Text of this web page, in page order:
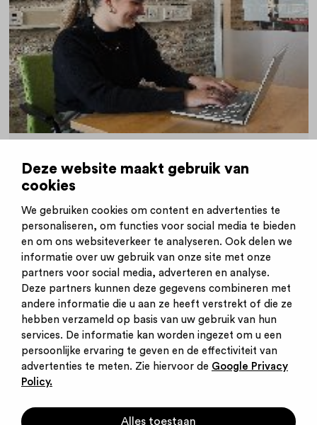
Deze website maakt gebruik van
cookies
We gebruiken cookies om content en advertenties te
personaliseren, om functies voor social media te bieden
en om ons websiteverkeer te analyseren. Ook delen we
informatie over uw gebruik van onze site met onze
partners voor social media, adverteren en analyse.
Deze partners kunnen deze gegevens combineren met
andere informatie die u aan ze heeft verstrekt of die ze
hebben verzameld op basis van uw gebruik van hun
services. De informatie kan worden ingezet om u een
persoonlijke ervaring te geven en de effectiviteit van
advertenties te meten. Zie hiervoor de Google Privacy
Policy.
Alles toestaan
Blog zorgstudent
Welke opleiding past bij mij?
Studiekeuzetips van zorgstudent Loes
Inschrijven nieuwsbrief
Inloggen
Contact
Privacy statement
Startpunt voor jouw